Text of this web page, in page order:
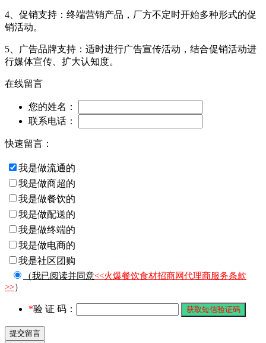
4、促销支持：终端营销产品，厂方不定时开始多种形式的促
销活动。
5、广告品牌支持：适时进行广告宣传活动，结合促销活动进
行媒体宣传、扩大认知度。
在线留言
您的姓名：
联系电话：
快速留言：
我是做流通的
我是做商超的
我是做餐饮的
我是做配送的
我是做终端的
我是做电商的
我是社区团购
（我已阅读并同意<<火爆餐饮食材招商网代理商服务条款
>>）
*验 证 码：